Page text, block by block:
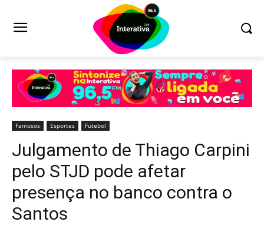
Famosos Esportes Futebol
Julgamento de Thiago Carpini
pelo STJD pode afetar
presença no banco contra o
Santos